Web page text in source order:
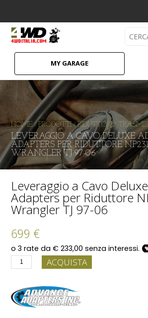
MY GARAGE
HOME/PRODOTTI/RIDUTTORI/
LEVERAGGIO A CAVO DELUXE
ADAPTERS PER RIDUTTORE NP231
WRANGLER TJ 97-06
Leveraggio a Cavo
Adapters per Riduttore
Wrangler TJ 97-06
699 €
ACQUISTA